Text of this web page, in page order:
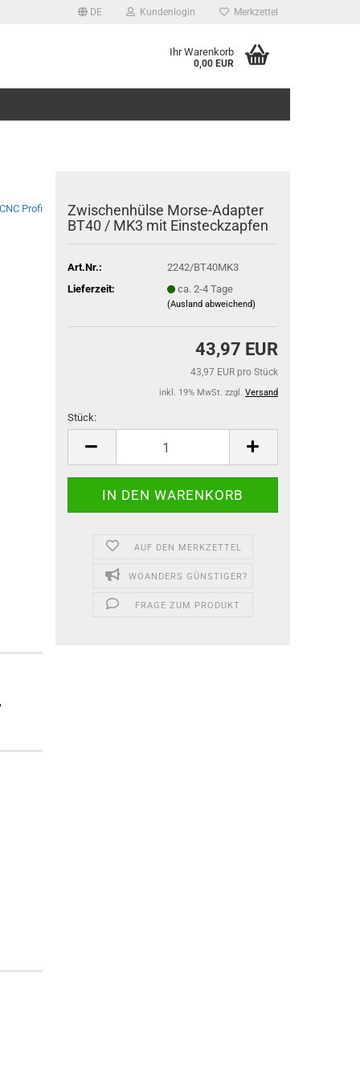
DE Kundenlogin Merkzettel
Ihr Warenkorb
0,00 EUR
CNC Profi
Zwischenhülse Morse-Adapter
BT40 / MK3 mit Einsteckzapfen
Art.Nr.:
2242/BT40MK3
Lieferzeit:
ca. 2-4 Tage
(Ausland abweichend)
43,97 EUR
43,97 EUR pro Stück
inkl. 19% MwSt. zzgl. Versand
Stück:
Stück
AUF DEN MERKZETTEL
WOANDERS GÜNSTIGER?
FRAGE ZUM PRODUKT